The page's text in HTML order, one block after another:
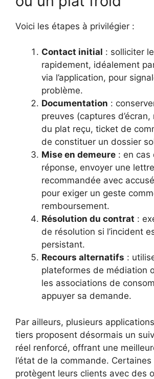
Voici les étapes à privilégier :
Contact initial : solliciter
rapidement, idéalement
via l’application, pour
problème.
Documentation :
preuves (captures
du plat reçu, ticket de
de constituer un dossier
Mise en demeure : en cas
réponse, envoyer une lettre
recommandée avec
pour exiger un geste
remboursement.
Résolution du contrat :
de résolution si l’incident
persistant.
Recours alternatifs :
plateformes de médiation
les associations de
appuyer sa demande.
Par ailleurs, plusieurs
tiers proposent désormais un
réel renforcé, offrant une
l’état de la commande.
protègent leurs clients avec des